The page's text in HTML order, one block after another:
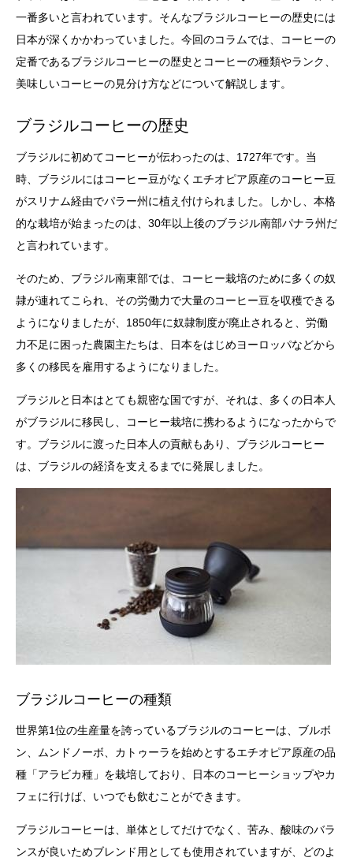
一番多いと言われています。そんなブラジルコーヒーの歴史には
日本が深くかかわっていました。今回のコラムでは、コーヒーの
定番であるブラジルコーヒーの歴史とコーヒーの種類やランク、
美味しいコーヒーの見分け方などについて解説します。
ブラジルコーヒーの歴史
ブラジルに初めてコーヒーが伝わったのは、1727年です。当
時、ブラジルにはコーヒー豆がなくエチオピア原産のコーヒー豆
がスリナム経由でパラー州に植え付けられました。しかし、本格
的な栽培が始まったのは、30年以上後のブラジル南部パナラ州だ
と言われています。
そのため、ブラジル南東部では、コーヒー栽培のために多くの奴
隷が連れてこられ、その労働力で大量のコーヒー豆を収穫できる
ようになりましたが、1850年に奴隷制度が廃止されると、労働
力不足に困った農園主たちは、日本をはじめヨーロッパなどから
多くの移民を雇用するようになりました。
ブラジルと日本はとても親密な国ですが、それは、多くの日本人
がブラジルに移民し、コーヒー栽培に携わるようになったからで
す。ブラジルに渡った日本人の貢献もあり、ブラジルコーヒー
は、ブラジルの経済を支えるまでに発展しました。
ブラジルコーヒーの種類
世界第1位の生産量を誇っているブラジルのコーヒーは、ブルボ
ン、ムンドノーボ、カトゥーラを始めとするエチオピア原産の品
種「アラビカ種」を栽培しており、日本のコーヒーショップやカ
フェに行けば、いつでも飲むことができます。
ブラジルコーヒーは、単体としてだけでなく、苦み、酸味のバラ
ンスが良いためブレンド用としても使用されていますが、どのよ